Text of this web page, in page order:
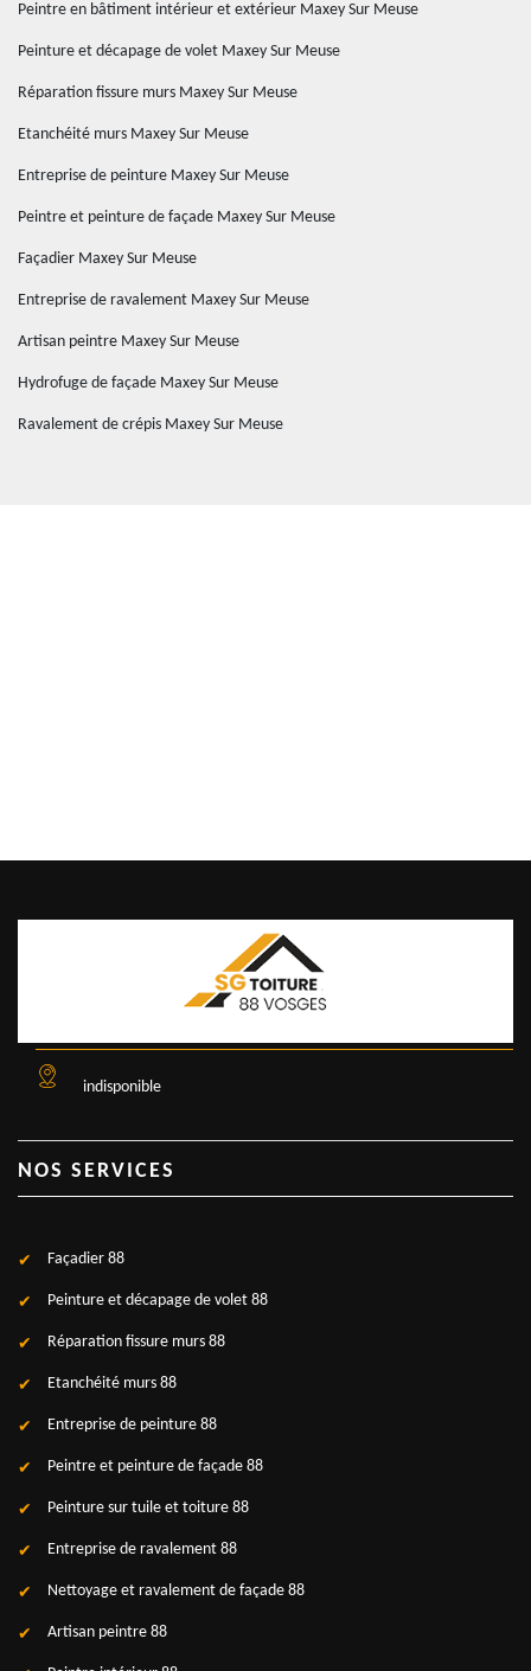
Peintre en bâtiment intérieur et extérieur Maxey Sur Meuse
Peinture et décapage de volet Maxey Sur Meuse
Réparation fissure murs Maxey Sur Meuse
Etanchéité murs Maxey Sur Meuse
Entreprise de peinture Maxey Sur Meuse
Peintre et peinture de façade Maxey Sur Meuse
Façadier Maxey Sur Meuse
Entreprise de ravalement Maxey Sur Meuse
Artisan peintre Maxey Sur Meuse
Hydrofuge de façade Maxey Sur Meuse
Ravalement de crépis Maxey Sur Meuse
indisponible
NOS SERVICES
Façadier 88
Peinture et décapage de volet 88
Réparation fissure murs 88
Etanchéité murs 88
Entreprise de peinture 88
Peintre et peinture de façade 88
Peinture sur tuile et toiture 88
Entreprise de ravalement 88
Nettoyage et ravalement de façade 88
Artisan peintre 88